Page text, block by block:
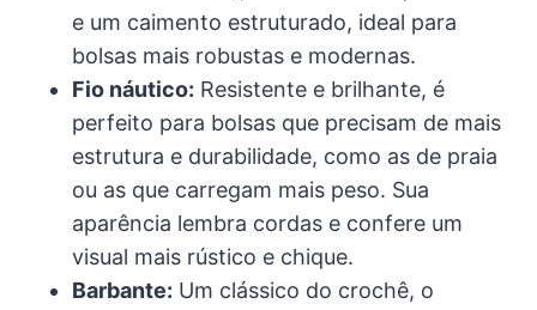
e um caimento estruturado, ideal para
bolsas mais robustas e modernas.
Fio náutico: Resistente e brilhante, é
perfeito para bolsas que precisam de mais
estrutura e durabilidade, como as de praia
ou as que carregam mais peso. Sua
aparência lembra cordas e confere um
visual mais rústico e chique.
Barbante: Um clássico do crochê, o